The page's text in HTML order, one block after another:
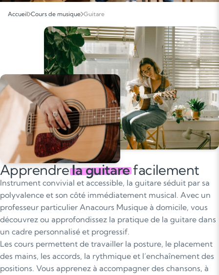
Accueil Cours de musique Guitare
Apprendrela guitarefacilement
Instrument convivial et accessible, la guitare séduit par sa
polyvalence et son côté immédiatement musical. Avec un
professeur particulier Anacours Musique à domicile, vous
découvrez ou approfondissez la pratique de la guitare dans
un cadre personnalisé et progressif.
Les cours permettent de travailler la posture, le placement
des mains, les accords, la rythmique et l’enchaînement des
positions. Vous apprenez à accompagner des chansons, à